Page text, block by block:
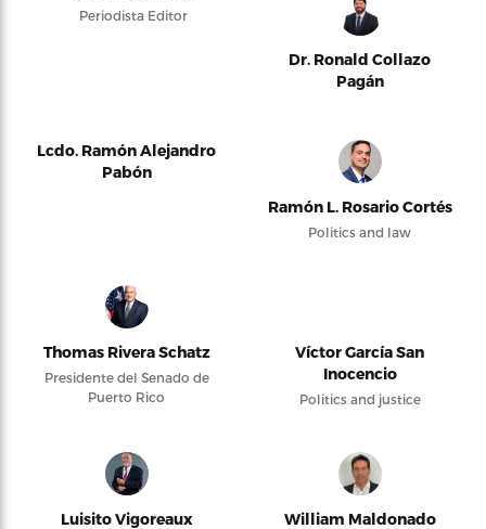
Periodista Editor
Dr. Ronald Collazo
Pagán
Lcdo. Ramón Alejandro
Pabón
Ramón L. Rosario Cortés
Politics and law
Thomas Rivera Schatz
Presidente del Senado de
Puerto Rico
Víctor García San
Inocencio
Politics and justice
Luisito Vigoreaux William Maldonado